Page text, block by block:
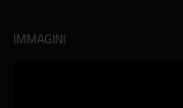
IMMAGINI